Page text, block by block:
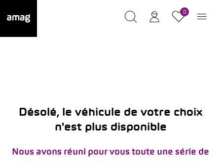
0
Désolé, le véhicule de votre choix
n'est plus disponible
Nous avons réuni pour vous toute une série de